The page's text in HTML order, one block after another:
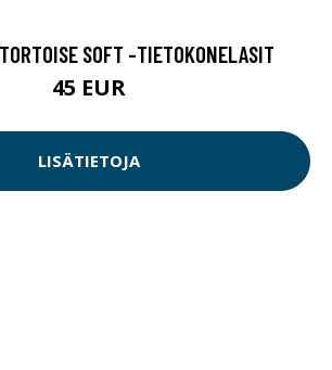
SOFT -TIETOKONELASIT
45 EUR
LISÄTIETOJA